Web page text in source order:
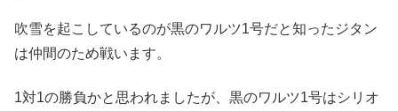
吹雪を起こしているのが黒のワルツ1号だと知ったジタン
は仲間のため戦います。
1対1の勝負かと思われましたが、黒のワルツ1号はシリオ